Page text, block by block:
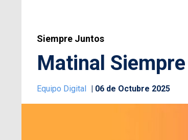
Siempre Juntos
Matinal
Equipo Digital 06 de Octubre 2025